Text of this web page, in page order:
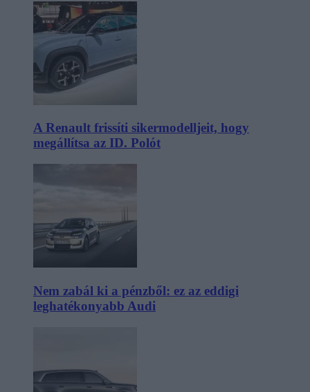
A Renault frissíti sikermodelljeit, hogy
megállítsa az ID. Polót
Nem zabál ki a pénzből: ez az eddigi
leghatékonyabb Audi